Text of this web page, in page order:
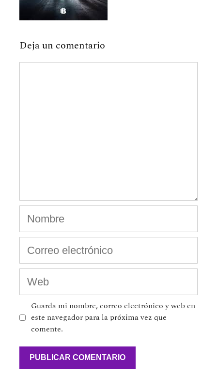
Deja un comentario
Guarda mi nombre, correo electrónico y web en
este navegador para la próxima vez que
comente.